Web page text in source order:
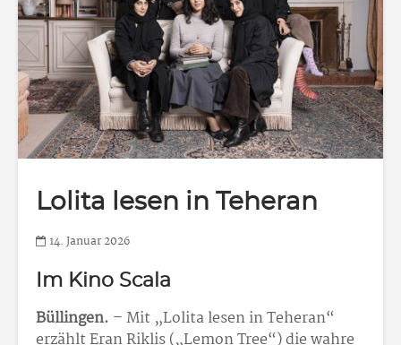
Lolita lesen in Teheran
14. Januar 2026
Im Kino Scala
Büllingen. – Mit „Lolita lesen in Teheran“
erzählt Eran Riklis („Lemon Tree“) die wahre